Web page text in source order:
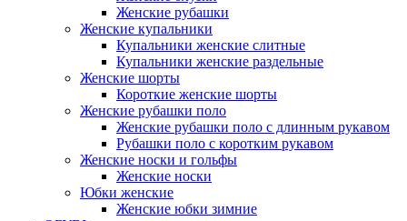
Женские рубашки
Женские купальники
Купальники женские слитные
Купальники женские раздельные
Женские шорты
Короткие женские шорты
Женские рубашки поло
Женские рубашки поло с длинным рукавом
Рубашки поло с коротким рукавом
Женские носки и гольфы
Женские носки
Юбки женские
Женские юбки зимние